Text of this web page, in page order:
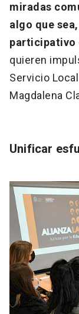
miradas
algo que
participativo
quieren
Servicio
Magdalena
Unificar